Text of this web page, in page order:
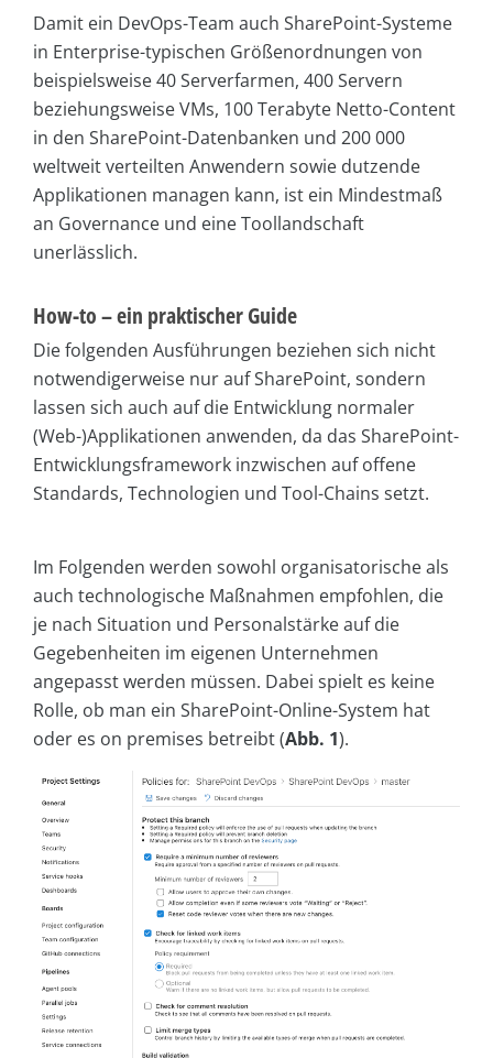
Damit ein DevOps-Team auch SharePoint-Systeme
in Enterprise-typischen Größenordnungen von
beispielsweise 40 Serverfarmen, 400 Servern
beziehungsweise VMs, 100 Terabyte Netto-Content
in den SharePoint-Datenbanken und 200 000
weltweit verteilten Anwendern sowie dutzende
Applikationen managen kann, ist ein Mindestmaß
an Governance und eine Toollandschaft
unerlässlich.
How-to – ein praktischer Guide
Die folgenden Ausführungen beziehen sich nicht
notwendigerweise nur auf SharePoint, sondern
lassen sich auch auf die Entwicklung normaler
(Web-)Applikationen anwenden, da das SharePoint-
Entwicklungsframework inzwischen auf offene
Standards, Technologien und Tool-Chains setzt.
Im Folgenden werden sowohl organisatorische als
auch technologische Maßnahmen empfohlen, die
je nach Situation und Personalstärke auf die
Gegebenheiten im eigenen Unternehmen
angepasst werden müssen. Dabei spielt es keine
Rolle, ob man ein SharePoint-Online-System hat
oder es on premises betreibt (Abb. 1).